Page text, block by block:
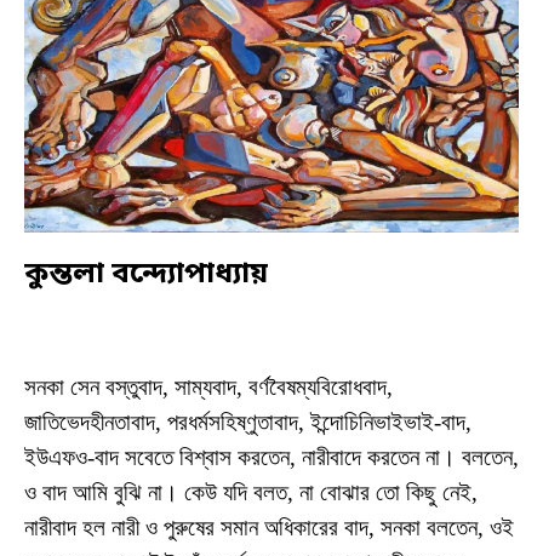
কুন্তলা বন্দ্যোপাধ্যায়
সনকা সেন বস্তুবাদ, সাম্যবাদ, বর্ণবৈষম্যবিরোধবাদ,
জাতিভেদহীনতাবাদ, পরধর্মসহিষ্ণুতাবাদ, ইন্দোচিনিভাইভাই-বাদ,
ইউএফও-বাদ সবেতে বিশ্বাস করতেন, নারীবাদে করতেন না। বলতেন,
ও বাদ আমি বুঝি না। কেউ যদি বলত, না বোঝার তো কিছু নেই,
নারীবাদ হল নারী ও পুরুষের সমান অধিকারের বাদ, সনকা বলতেন, ওই